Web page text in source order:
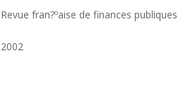
Revue fran?ºaise de finances publiques
2002